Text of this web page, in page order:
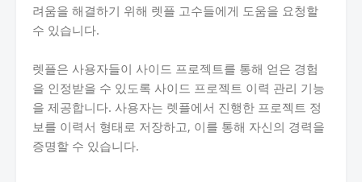
려움을 해결하기 위해 렛플 고수들에게 도움을 요청할
수 있습니다.
렛플은 사용자들이 사이드 프로젝트를 통해 얻은 경험
을 인정받을 수 있도록 사이드 프로젝트 이력 관리 기능
을 제공합니다. 사용자는 렛플에서 진행한 프로젝트 정
보를 이력서 형태로 저장하고, 이를 통해 자신의 경력을
증명할 수 있습니다.